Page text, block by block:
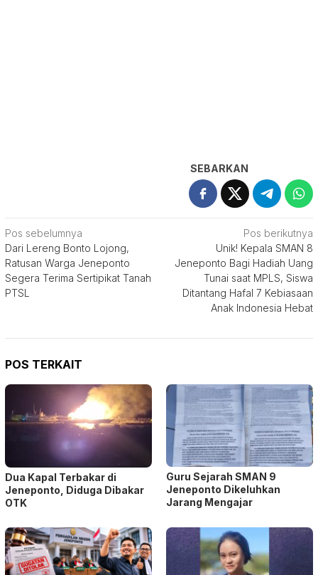
SEBARKAN
Navigasi
pos
Pos sebelumnya
Dari Lereng Bonto Lojong,
Ratusan Warga Jeneponto
Segera Terima Sertipikat Tanah
PTSL
Pos berikutnya
Unik! Kepala SMAN 8
Jeneponto Bagi Hadiah Uang
Tunai saat MPLS, Siswa
Ditantang Hafal 7 Kebiasaan
Anak Indonesia Hebat
POS TERKAIT
Dua Kapal Terbakar di
Jeneponto, Diduga Dibakar
OTK
Guru Sejarah SMAN 9
Jeneponto Dikeluhkan
Jarang Mengajar